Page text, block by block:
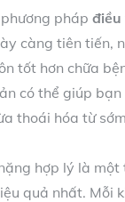
phápđiều
càng tiên tiến,
tốt hơn chữa
có thể giúp
thoái hóa từ
hợp lý là một
quả nhất. Mỗi